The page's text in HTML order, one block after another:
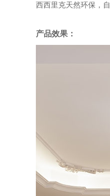
西西里克天然环保，
产品效果：